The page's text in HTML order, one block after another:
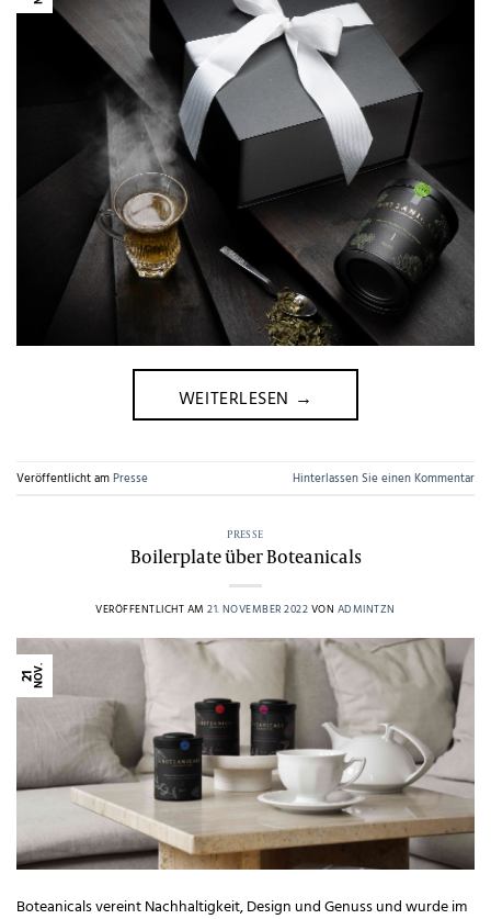
WEITERLESEN →
Veröffentlicht amPresse Hinterlassen Sie einen Kommentar
PRESSE
Boilerplate über Boteanicals
VERÖFFENTLICHT AM21. NOVEMBER 2022 VON ADMINTZN
21NOV.
Boteanicals vereint Nachhaltigkeit, Design und Genuss und wurde im